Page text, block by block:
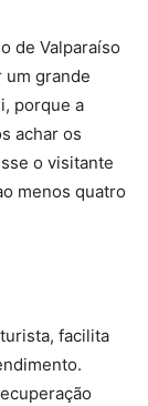
de Valparaíso
um grande
porque a
achar os
o visitante
menos quatro
facilita